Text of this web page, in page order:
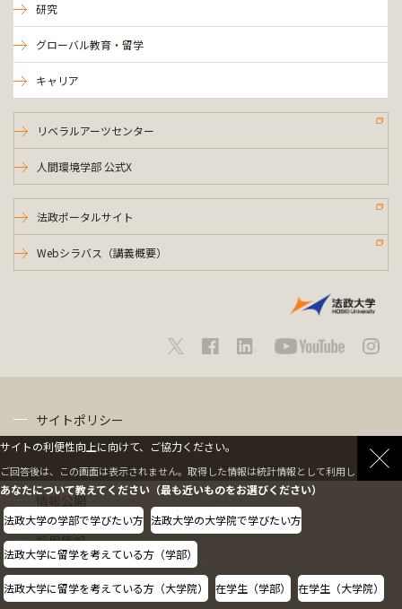
研究
グローバル教育・留学
キャリア
リベラルアーツセンター
人間環境学部 公式X
法政ポータルサイト
Webシラバス（講義概要）
サイトポリシー
情報公開
採用情報
教職員の方へ
サイトの利便性向上に向けて、ご協力ください。
ご回答後は、この画面は表示されません。取得した情報は統計情報として利用します。
あなたについて教えてください（最も近いものをお選びください）
法政大学の学部で学びたい方 法政大学の大学院で学びたい方
法政大学に留学を考えている方（学部）
法政大学に留学を考えている方（大学院） 在学生（学部） 在学生（大学院）